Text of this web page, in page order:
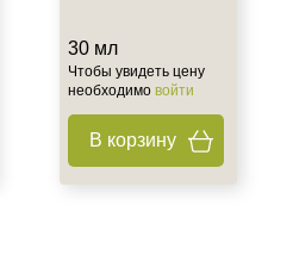
30 мл
Чтобы увидеть цену
необходимо войти
В корзину